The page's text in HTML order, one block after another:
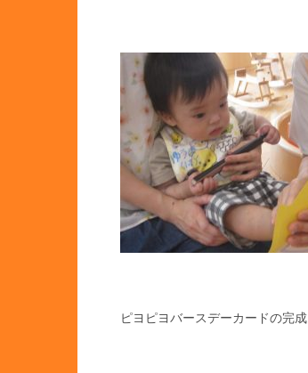
ピヨピヨバースデーカードの完成